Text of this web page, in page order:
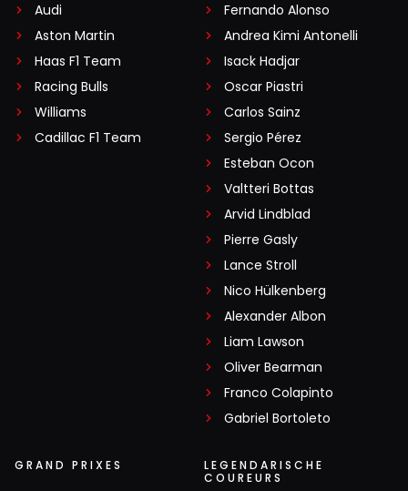
Audi
Aston Martin
Haas F1 Team
Racing Bulls
Williams
Cadillac F1 Team
Fernando Alonso
Andrea Kimi Antonelli
Isack Hadjar
Oscar Piastri
Carlos Sainz
Sergio Pérez
Esteban Ocon
Valtteri Bottas
Arvid Lindblad
Pierre Gasly
Lance Stroll
Nico Hülkenberg
Alexander Albon
Liam Lawson
Oliver Bearman
Franco Colapinto
Gabriel Bortoleto
GRAND PRIXES
LEGENDARISCHE
COUREURS